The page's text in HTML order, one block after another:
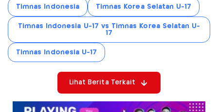
Timnas Indonesia Timnas Korea Selatan U-17
Timnas Indonesia U-17 vs Timnas Korea Selatan U-
17
Timnas Indonesia U-17
Lihat Berita Terkait